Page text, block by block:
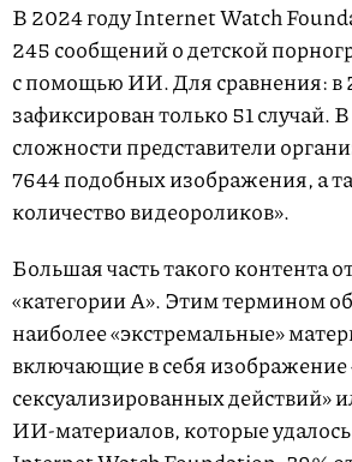
В 2024 году Internet Watch
245 сообщений о детской
с помощью ИИ. Для сравнения: в
зафиксирован только 51 случай.
сложности представители
7644 подобных изображения, а
количество видеороликов».
Большая часть такого контента
«категории А». Этим термином
наиболее «экстремальные»
включающие в себя
сексуализированных действий»
ИИ-материалов, которые